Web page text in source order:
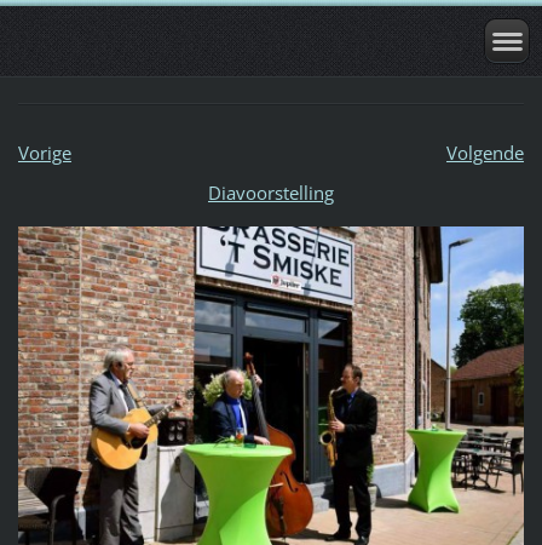
Vorige
Volgende
Diavoorstelling